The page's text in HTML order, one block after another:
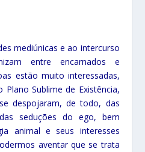
mediúnicas e ao intercurso
entre encarnados e
estão muito interessadas,
Sublime de Existência,
despojaram, de todo, das
seduções do ego, bem
animal e seus interesses
aventar que se trata